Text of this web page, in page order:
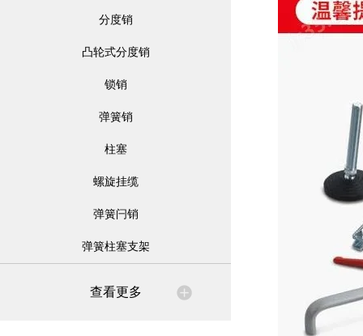
分度销
凸轮式分度销
锁销
弹簧销
柱塞
螺旋挂缆
弹簧闩销
弹簧柱塞支架
查看更多